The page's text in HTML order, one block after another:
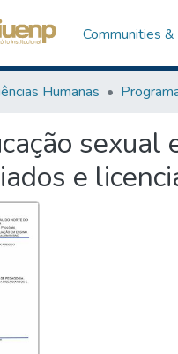
Communities
Humanas
sexual
e